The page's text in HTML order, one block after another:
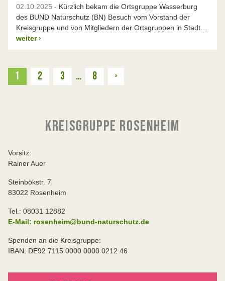
02.10.2025 - Kürzlich bekam die Ortsgruppe Wasserburg
des BUND Naturschutz (BN) Besuch vom Vorstand der
Kreisgruppe und von Mitgliedern der Ortsgruppen in Stadt…
weiter ›
1 2 3 … 8 ›Weiter
KREISGRUPPE ROSENHEIM
Vorsitz:
Rainer Auer
Steinbökstr. 7
83022 Rosenheim
Tel.: 08031 12882
E-Mail: rosenheim@bund-naturschutz.de
Spenden an die Kreisgruppe:
IBAN: DE92 7115 0000 0000 0212 46